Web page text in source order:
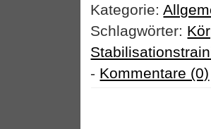
Kategorie:
Schlagwörter:
- Kommentare (0)